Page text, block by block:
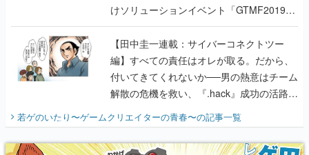
編】すべての責任はオレが取る。だから、
付いてきてくれないか──男の熱意はチーム
解散の危機を救い、『.hack』成功の活路を
開く。業界の快男児・松山 洋に流れる血は
『少年ジャンプ』色だった【若ゲのいた
り】
若ゲのいたり〜ゲームクリエイターの青春〜の記事一覧